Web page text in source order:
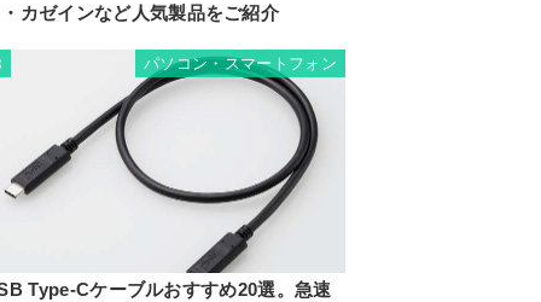
カゼインなど人気製品をご紹介
パソコン・スマートフォン
Type-Cケーブルおすすめ20選。急速